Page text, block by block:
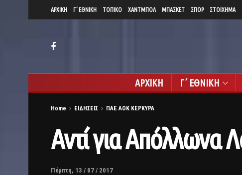
ΑΡΧΙΚΗ Γ΄ ΕΘΝΙΚΗ ΤΟΠΙΚΟ ΧΑΝΤΜΠΟΛ ΜΠΑΣΚΕΤ ΣΠΟΡ ΣΤΟΙΧΗΜΑ
ΑΡΧΙΚΗ Γ΄ ΕΘΝΙΚΗ
Home ΕΙΔΗΣΕΙΣ ΠΑΕ ΑΟΚ ΚΕΡΚΥΡΑ
Αντί για Απόλλωνα
Πέμπτη, 13 / 07 / 2017